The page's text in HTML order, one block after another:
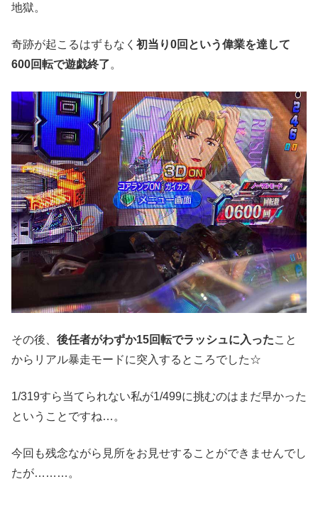
地獄。
奇跡が起こるはずもなく 初当り0回という偉業を達して
600回転で遊戯終了。
その後、 後任者がわずか15回転でラッシュに入ったこと
からリアル暴走モードに突入するところでした☆
1/319すら当てられない私が1/499に挑むのはまだ早かった
ということですね…。
今回も残念ながら見所をお見せすることができませんでし
たが………。